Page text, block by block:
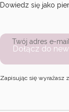
Dowiedz się jako
Twój adres e-mail
Dołącz do
Zapisując się wyrażasz